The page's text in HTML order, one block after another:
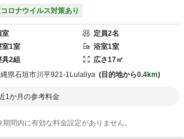
ロナウイルス対策あり
室 定員2名
室1室 浴室1室
具2組 広さ17㎡
県石垣市川平921-1 Lulaliya 目的地から0.4km
1か月の参考料金
期間内に有効な料金設定がありません。